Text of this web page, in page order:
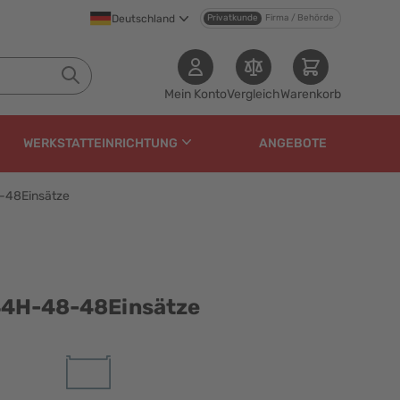
Deutschland Privatkunde Firma / Behörde
Mein KontoVergleichWarenkorb
WERKSTATTEINRICHTUNG ANGEBOTE
48Einsätze
48-48Einsätze